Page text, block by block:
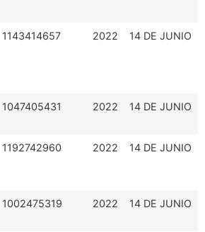
1143414657 2022 14 DE JUNIO
1047405431 2022 14 DE JUNIO
1192742960 2022 14 DE JUNIO
1002475319 2022 14 DE JUNIO